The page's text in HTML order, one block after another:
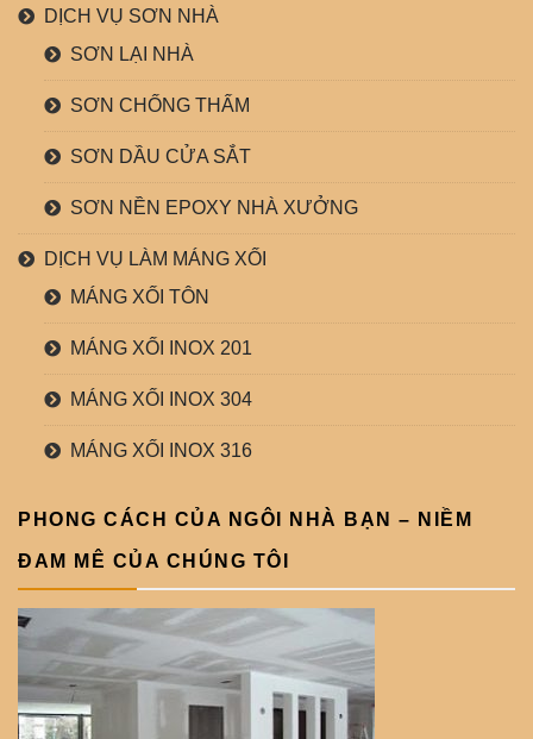
DỊCH VỤ SƠN NHÀ
SƠN LẠI NHÀ
SƠN CHỐNG THẤM
SƠN DẦU CỬA SẮT
SƠN NỀN EPOXY NHÀ XƯỞNG
DỊCH VỤ LÀM MÁNG XỐI
MÁNG XỐI TÔN
MÁNG XỐI INOX 201
MÁNG XỐI INOX 304
MÁNG XỐI INOX 316
PHONG CÁCH CỦA NGÔI NHÀ BẠN – NIỀM
ĐAM MÊ CỦA CHÚNG TÔI